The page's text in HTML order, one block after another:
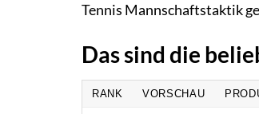
Tennis Mannschaftstaktik
Das sind die
RANK VORSCHAU